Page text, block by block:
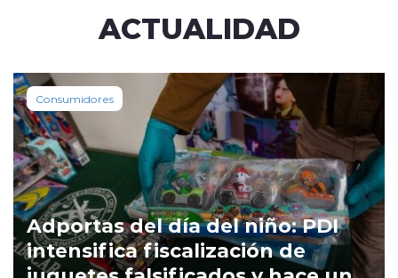
ACTUALIDAD
Consumidores
Adportas del día del niño: PDI
intensifica fiscalización de